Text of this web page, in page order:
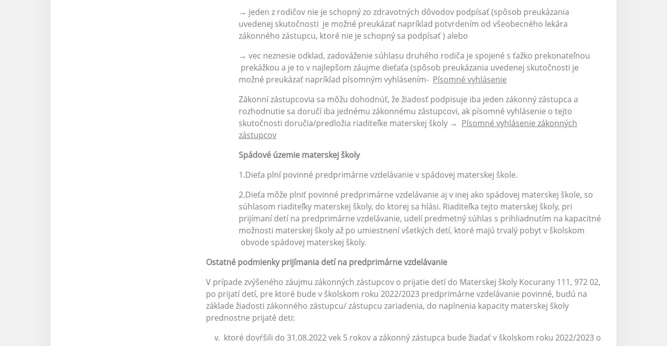
→ jeden z rodičov nie je schopný zo zdravotných dôvodov podpísať (spôsob preukázania
uvedenej skutočnosti je možné preukázať napríklad potvrdením od všeobecného lekára
zákonného zástupcu, ktoré nie je schopný sa podpísať ) alebo
→ vec neznesie odklad, zadováženie súhlasu druhého rodiča je spojené s ťažko prekonateľnou
prekážkou a je to v najlepšom záujme dieťaťa (spôsob preukázania uvedenej skutočnosti je
možné preukázať napríklad písomným vyhlásením- Písomné vyhlásenie
Zákonní zástupcovia sa môžu dohodnúť, že žiadosť podpisuje iba jeden zákonný zástupca a
rozhodnutie sa doručí iba jednému zákonnému zástupcovi, ak písomné vyhlásenie o tejto
skutočnosti doručia/predložia riaditeľke materskej školy → Písomné vyhlásenie zákonných
zástupcov
Spádové územie materskej školy
1.Dieťa plní povinné predprimárne vzdelávanie v spádovej materskej škole.
2.Dieťa môže plniť povinné predprimárne vzdelávanie aj v inej ako spádovej materskej škole, so
súhlasom riaditeľky materskej školy, do ktorej sa hlási. Riaditeľka tejto materskej školy, pri
prijímaní detí na predprimárne vzdelávanie, udelí predmetný súhlas s prihliadnutím na kapacitné
možnosti materskej školy až po umiestnení všetkých detí, ktoré majú trvalý pobyt v školskom
obvode spádovej materskej školy.
Ostatné podmienky prijímania detí na predprimárne vzdelávanie
V prípade zvýšeného záujmu zákonných zástupcov o prijatie detí do Materskej školy Kocurany 111, 972 02,
po prijatí detí, pre ktoré bude v školskom roku 2022/2023 predprimárne vzdelávanie povinné, budú na
základe žiadosti zákonného zástupcu/ zástupcu zariadenia, do naplnenia kapacity materskej školy
prednostne prijaté deti:
ktoré dovŕšili do 31.08.2022 vek 5 rokov a zákonný zástupca bude žiadať v školskom roku 2022/2023 o